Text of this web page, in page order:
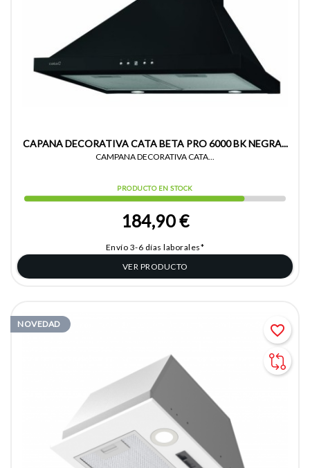
CAPANA DECORATIVA CATA BETA PRO 6000 BK NEGRA...
CAMPANA DECORATIVA CATA...
PRODUCTO EN STOCK
184,90 €
Envío 3-6 días laborales*
VER PRODUCTO
NOVEDAD favorite_border